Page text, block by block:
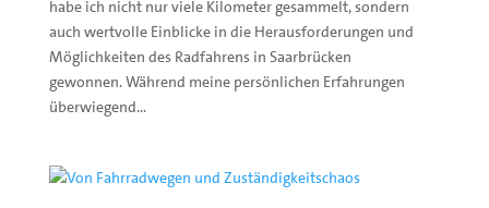
habe ich nicht nur viele Kilometer gesammelt, sondern
auch wertvolle Einblicke in die Herausforderungen und
Möglichkeiten des Radfahrens in Saarbrücken
gewonnen. Während meine persönlichen Erfahrungen
überwiegend...